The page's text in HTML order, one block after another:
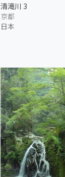
清滝川 3
京都
日本